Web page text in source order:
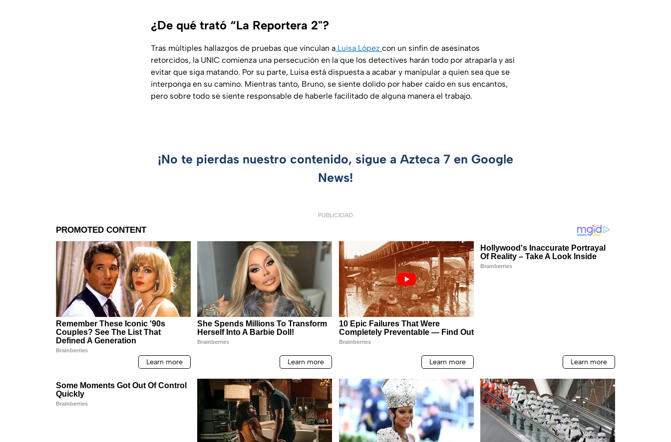
¿De qué trató “La Reportera 2"?
Tras múltiples hallazgos de pruebas que vinculan a Luisa López con un sinfín de asesinatos
retorcidos, la UNIC comienza una persecución en la que los detectives harán todo por atraparla y así
evitar que siga matando. Por su parte, Luisa está dispuesta a acabar y manipular a quien sea que se
interponga en su camino. Mientras tanto, Bruno, se siente dolido por haber caído en sus encantos,
pero sobre todo se siente responsable de haberle facilitado de alguna manera el trabajo.
¡No te pierdas nuestro contenido, sigue a Azteca 7 en Google
News!
PUBLICIDAD